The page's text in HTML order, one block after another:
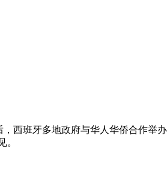
班牙多地政府与华人华侨合作举
。